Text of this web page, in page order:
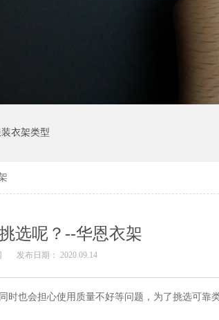
装衣架类型
选呢？--华恩衣架
发布日期： 2020.09.14
时也会担心使用质量不好等问题，为了挑选可靠